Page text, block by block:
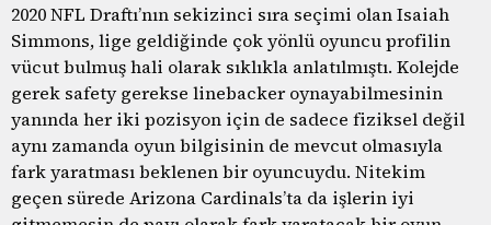
2020 NFL Draftı’nın sekizinci sıra seçimi olan Isaiah
Simmons, lige geldiğinde çok yönlü oyuncu profilin
vücut bulmuş hali olarak sıklıkla anlatılmıştı. Kolejde
gerek safety gerekse linebacker oynayabilmesinin
yanında her iki pozisyon için de sadece fiziksel değil
aynı zamanda oyun bilgisinin de mevcut olmasıyla
fark yaratması beklenen bir oyuncuydu. Nitekim
geçen sürede Arizona Cardinals’ta da işlerin iyi